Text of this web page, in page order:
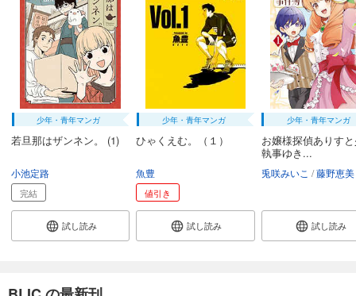
少年・青年マンガ
若旦那はザンネン。 (1)
小池定路
完結
試し読み
少年・青年マンガ
ひゃくえむ。（１）
魚豊
値引き
試し読み
少年・青年マンガ
お嬢様探偵ありす
執事ゆき...
兎咲みいこ 藤野恵美
試し読み